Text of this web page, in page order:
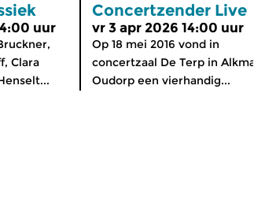
uur
Clara
Concertzender Live
vr 3 apr 2026 14:00 uur
Op 18 mei 2016 vond in
concertzaal De Terp in
Oudorp een vierhandig...